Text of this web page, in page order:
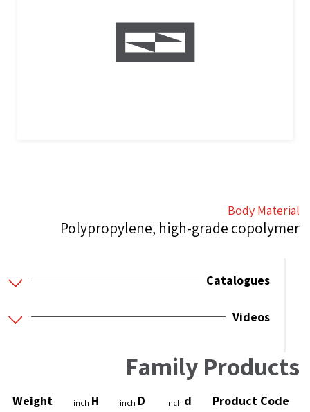
Body Material
Polypropylene, high-grade copolymer
Catalogues
Videos
Family Products
Product Code
d
inch
D
inch
H
inch
Weight